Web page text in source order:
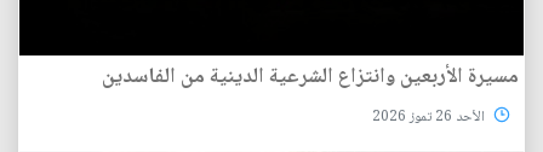
مسيرة الأربعين وانتزاع الشرعية الدينية من الفاسدين
الأحد 26 تموز 2026